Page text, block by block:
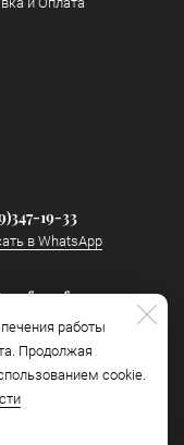
работы
Продолжая
cookie.
19-33
в WhatsApp
в Telegram
в Telegram
t.me/perfumeformetg